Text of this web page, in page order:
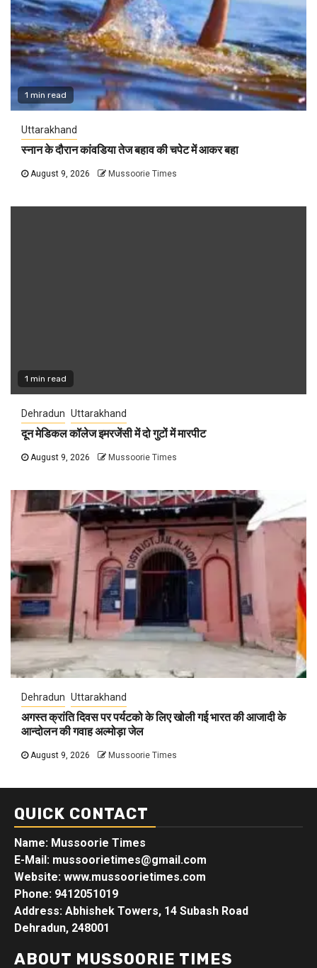
1 min read
Uttarakhand
स्नान के दौरान कांवडिया तेज बहाव की चपेट में आकर बहा
August 9, 2026 Mussoorie Times
1 min read
Dehradun Uttarakhand
दून मेडिकल कॉलेज इमरजेंसी में दो गुटों में मारपीट
August 9, 2026 Mussoorie Times
Dehradun Uttarakhand
अगस्त क्रांति दिवस पर पर्यटको के लिए खोली गई भारत की आजादी के
आन्दोलन की गवाह अल्मोड़ा जेल
August 9, 2026 Mussoorie Times
QUICK CONTACT
Name: Mussoorie Times
E-Mail: mussoorietimes@gmail.com
Website: www.mussoorietimes.com
Phone: 9412051019
Address: Abhishek Towers, 14 Subash Road
Dehradun, 248001
ABOUT MUSSOORIE TIMES